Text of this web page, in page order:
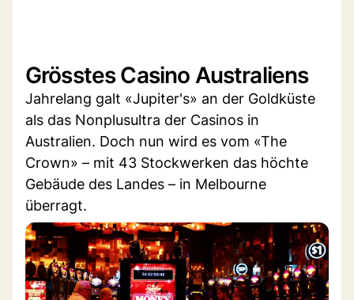
Grösstes Casino Australiens
Jahrelang galt «Jupiter's» an der Goldküste
als das Nonplusultra der Casinos in
Australien. Doch nun wird es vom «The
Crown» – mit 43 Stockwerken das höchte
Gebäude des Landes – in Melbourne
überragt.